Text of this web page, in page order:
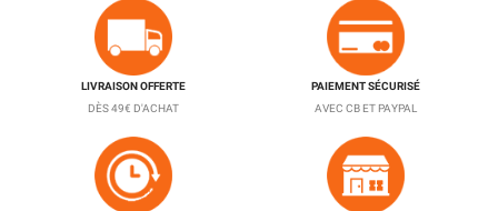
LIVRAISON OFFERTE
DÈS 49€ D'ACHAT
PAIEMENT SÉCURISÉ
AVEC CB ET PAYPAL